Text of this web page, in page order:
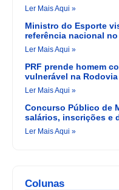
Ler Mais Aqui »
Ministro do Esporte
referência nacional
Ler Mais Aqui »
PRF prende homem
vulnerável na
Ler Mais Aqui »
Concurso Público de
salários, inscrições e
Ler Mais Aqui »
Colunas